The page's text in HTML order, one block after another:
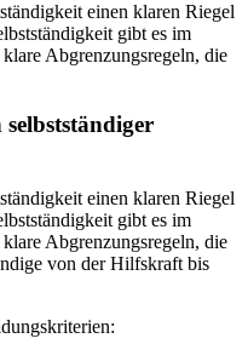
einen klaren Riegel
gibt es im
Abgrenzungsregeln, die
einen klaren Riegel
gibt es im
Abgrenzungsregeln, die
von der Hilfskraft bis